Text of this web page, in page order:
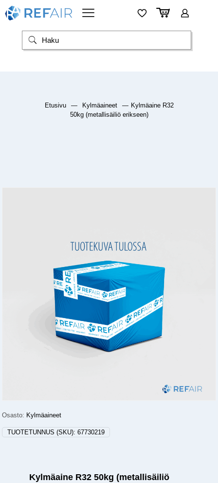
Etusivu — Kylmäaineet — Kylmäaine R32
50kg (metallisäiliö erikseen)
Osasto: Kylmäaineet
TUOTETUNNUS (SKU):67730219
Kylmäaine R32 50kg (metallisäiliö